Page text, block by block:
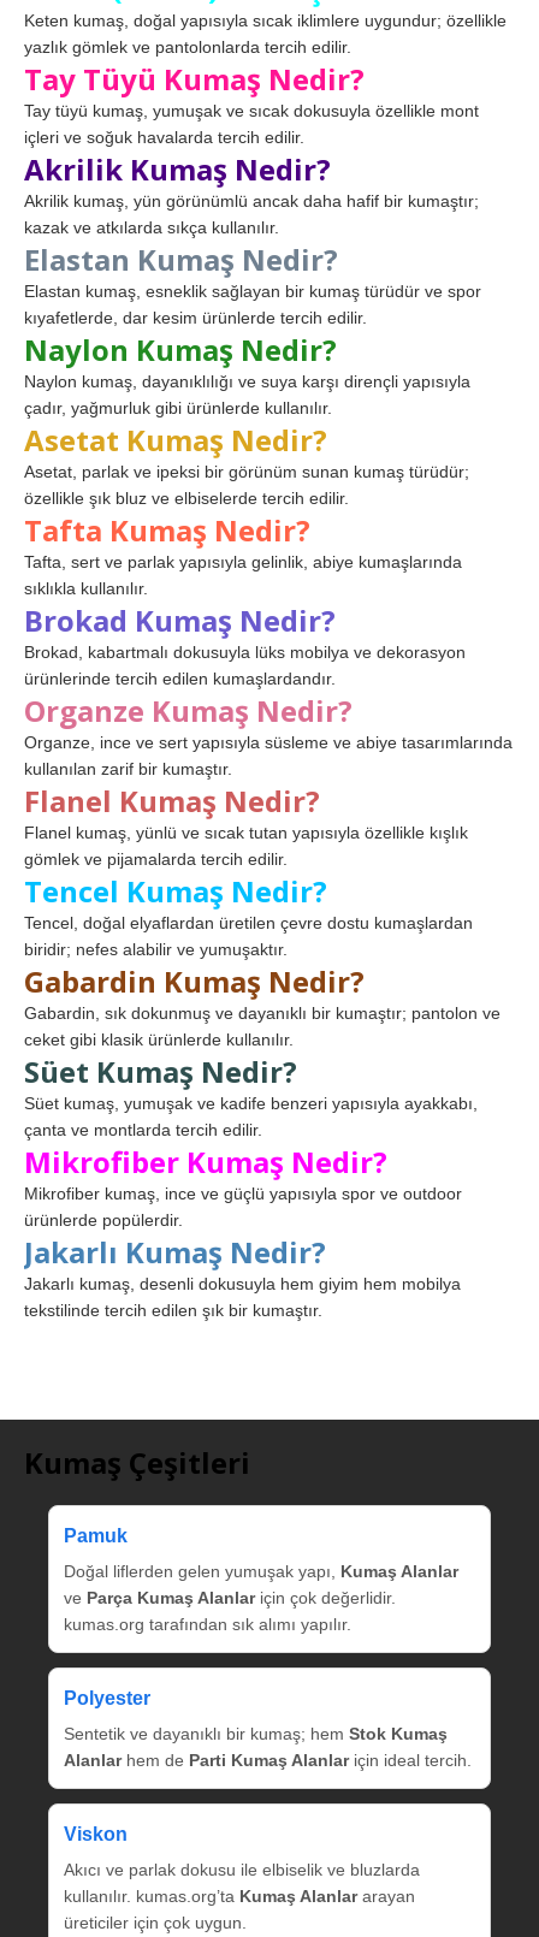
Keten kumaş, doğal yapısıyla sıcak iklimlere uygundur; özellikle
yazlık gömlek ve pantolonlarda tercih edilir.
Tay Tüyü Kumaş Nedir?
Tay tüyü kumaş, yumuşak ve sıcak dokusuyla özellikle mont
içleri ve soğuk havalarda tercih edilir.
Akrilik Kumaş Nedir?
Akrilik kumaş, yün görünümlü ancak daha hafif bir kumaştır;
kazak ve atkılarda sıkça kullanılır.
Elastan Kumaş Nedir?
Elastan kumaş, esneklik sağlayan bir kumaş türüdür ve spor
kıyafetlerde, dar kesim ürünlerde tercih edilir.
Naylon Kumaş Nedir?
Naylon kumaş, dayanıklılığı ve suya karşı dirençli yapısıyla
çadır, yağmurluk gibi ürünlerde kullanılır.
Asetat Kumaş Nedir?
Asetat, parlak ve ipeksi bir görünüm sunan kumaş türüdür;
özellikle şık bluz ve elbiselerde tercih edilir.
Tafta Kumaş Nedir?
Tafta, sert ve parlak yapısıyla gelinlik, abiye kumaşlarında
sıklıkla kullanılır.
Brokad Kumaş Nedir?
Brokad, kabartmalı dokusuyla lüks mobilya ve dekorasyon
ürünlerinde tercih edilen kumaşlardandır.
Organze Kumaş Nedir?
Organze, ince ve sert yapısıyla süsleme ve abiye tasarımlarında
kullanılan zarif bir kumaştır.
Flanel Kumaş Nedir?
Flanel kumaş, yünlü ve sıcak tutan yapısıyla özellikle kışlık
gömlek ve pijamalarda tercih edilir.
Tencel Kumaş Nedir?
Tencel, doğal elyaflardan üretilen çevre dostu kumaşlardan
biridir; nefes alabilir ve yumuşaktır.
Gabardin Kumaş Nedir?
Gabardin, sık dokunmuş ve dayanıklı bir kumaştır; pantolon ve
ceket gibi klasik ürünlerde kullanılır.
Süet Kumaş Nedir?
Süet kumaş, yumuşak ve kadife benzeri yapısıyla ayakkabı,
çanta ve montlarda tercih edilir.
Mikrofiber Kumaş Nedir?
Mikrofiber kumaş, ince ve güçlü yapısıyla spor ve outdoor
ürünlerde popülerdir.
Jakarlı Kumaş Nedir?
Jakarlı kumaş, desenli dokusuyla hem giyim hem mobilya
tekstilinde tercih edilen şık bir kumaştır.
Kumaş Çeşitleri
Pamuk
Doğal liflerden gelen yumuşak yapı, Kumaş Alanlar
ve Parça Kumaş Alanlariçin çok değerlidir.
kumas.org tarafından sık alımı yapılır.
Polyester
Sentetik ve dayanıklı bir kumaş; hem Stok Kumaş
Alanlarhem de Parti Kumaş Alanlariçin ideal tercih.
Viskon
Akıcı ve parlak dokusu ile elbiselik ve bluzlarda
kullanılır. kumas.org’ta Kumaş Alanlararayan
üreticiler için çok uygun.